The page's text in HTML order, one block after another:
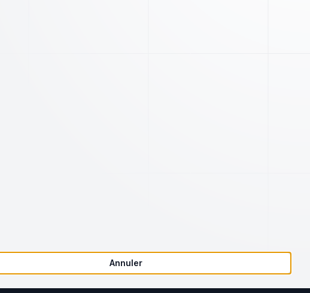
Annuler